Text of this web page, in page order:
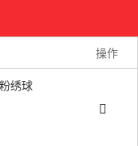
操作
绣球